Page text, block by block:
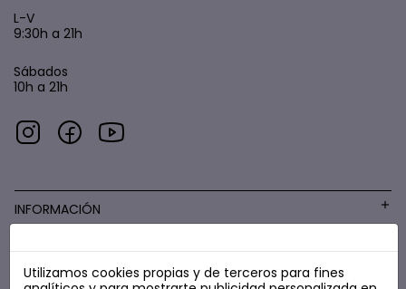
L-V
9:30h a 21h
Sábados
10h a 21h
INFORMACIÓN
COSMÉTICA LOW COST
Utilizamos cookies propias y de terceros para fines